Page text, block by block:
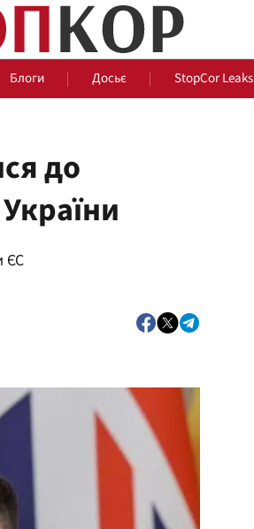
Блоги Досьє StopCor Leaks
до
ЄС